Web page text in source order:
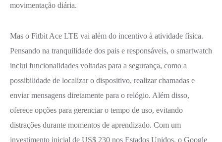
movimentação diária.
Mas o Fitbit Ace LTE vai além do incentivo à atividade física.
Pensando na tranquilidade dos pais e responsáveis, o smartwatch
inclui funcionalidades voltadas para a segurança, como a
possibilidade de localizar o dispositivo, realizar chamadas e
enviar mensagens diretamente para o relógio. Além disso,
oferece opções para gerenciar o tempo de uso, evitando
distrações durante momentos de aprendizado. Com um
investimento inicial de US$ 230 nos Estados Unidos, o Google